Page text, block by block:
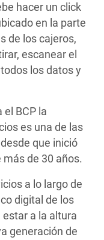
hacer un click
en la parte
de los cajeros,
escanear el
los datos y
BCP la
es una de las
que inició
de 30 años.
a lo largo de
digital de los
a la altura
generación de